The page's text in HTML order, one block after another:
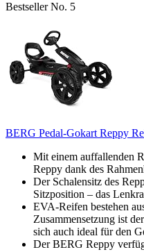
Bestseller No. 5
BERG Pedal-Gokart Reppy
Mit einem auffallenden
Reppy dank des
Der Schalensitz des
Sitzposition – das
EVA-Reifen bestehen
Zusammensetzung ist
sich auch ideal für den
Der BERG Reppy